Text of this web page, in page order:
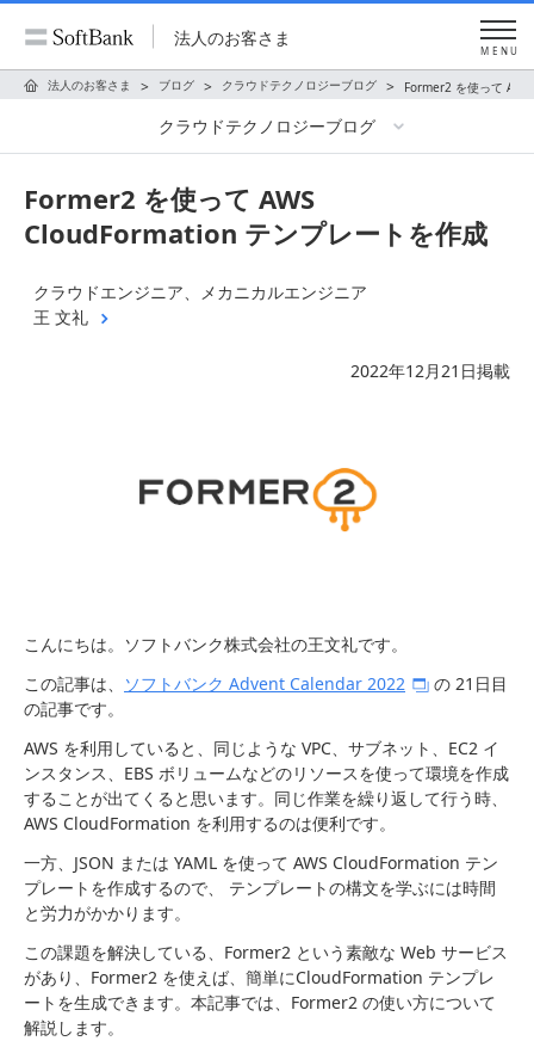
法人のお客さま
MENU
法人のお客さま ブログ クラウドテクノロジーブログ Former2 を使って
クラウドテクノロジーブログ
Former2 を使って AWS
CloudFormation テンプレートを作成
クラウドエンジニア、メカニカルエンジニア
王 文礼
2022年12月21日掲載
こんにちは。ソフトバンク株式会社の王文礼です。
この記事は、
ソフトバンク Advent Calendar 2022
の 21日目
の記事です。
AWS を利用していると、同じような VPC、サブネット、EC2 イ
ンスタンス、EBS ボリュームなどのリソースを使って環境を作成
することが出てくると思います。同じ作業を繰り返して行う時、
AWS CloudFormation を利用するのは便利です。
一方、JSON または YAML を使って AWS CloudFormation テン
プレートを作成するので、 テンプレートの構文を学ぶには時間
と労力がかかります。
この課題を解決している、Former2 という素敵な Web サービス
があり、Former2 を使えば、簡単にCloudFormation テンプレ
ートを生成できます。本記事では、Former2 の使い方について
解説します。